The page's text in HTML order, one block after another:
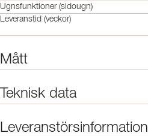
Ugnsfunktioner (sidougn)
Leveranstid (veckor)
Mått
Teknisk data
Leveranstörsinformation